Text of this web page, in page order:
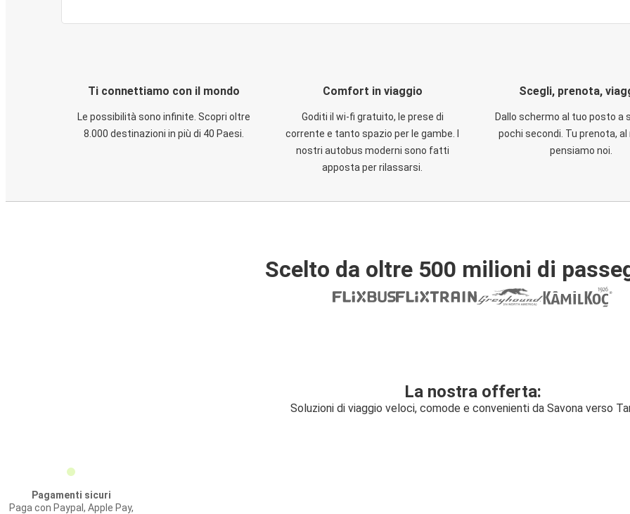
Ti connettiamo con il mondo
Le possibilità sono infinite. Scopri oltre
8.000 destinazioni in più di 40 Paesi.
Comfort in viaggio
Goditi il wi-fi gratuito, le prese di
corrente e tanto spazio per le gambe. I
nostri autobus moderni sono fatti
apposta per rilassarsi.
Scegli, prenota,
Dallo schermo al tuo posto a
pochi secondi. Tu prenota,
pensiamo noi.
Scelto da oltre 500 milioni di
La nostra offerta:
Soluzioni di viaggio veloci, comode e convenienti da Savona verso
Pagamenti sicuri
Paga con Paypal, Apple Pay,